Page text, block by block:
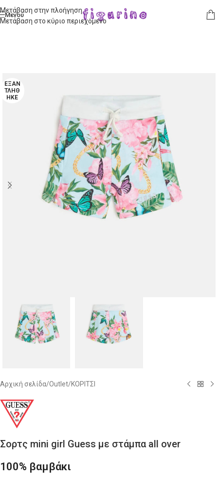
Μετάβαση στην πλοήγηση
Μετάβαση στο κύριο περιεχόμενο
Μενού
ΕΞΑΝ
ΤΛΉΘ
ΗΚΕ
Αρχική σελίδα/Outlet/ΚΟΡΙΤΣΙ
Σορτς mini girl Guess με στάμπα all over
100% βαμβάκι